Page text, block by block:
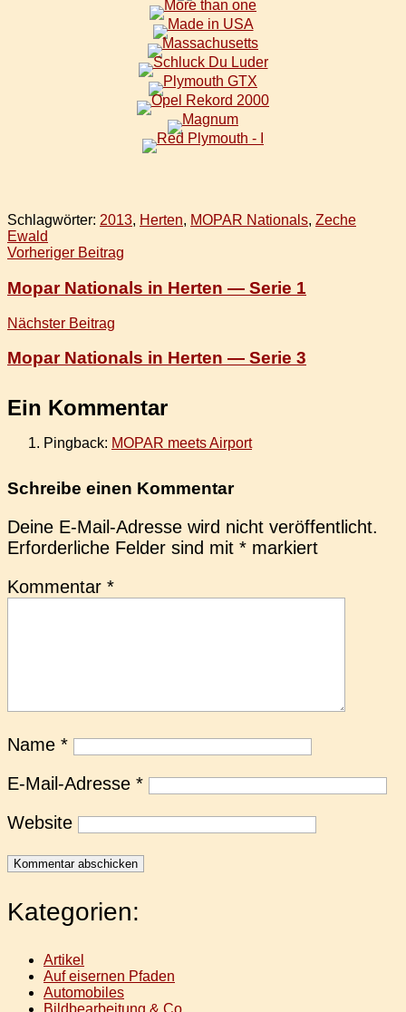
Schlagwörter: 2013, Herten, MOPAR Nationals, Zeche
Ewald
Beitragsnavigation
Vorheriger Beitrag
Mopar Nationals in Herten — Serie 1
Nächster Beitrag
Mopar Nationals in Herten — Serie 3
Ein Kommentar
Pingback: MOPAR meets Airport
Schreibe einen Kommentar
Deine E-Mail-Adresse wird nicht veröffentlicht.
Erforderliche Felder sind mit * markiert
Kommentar *
Name *
E-Mail-Adresse *
Website
Kategorien:
Artikel
Auf eisernen Pfaden
Automobiles